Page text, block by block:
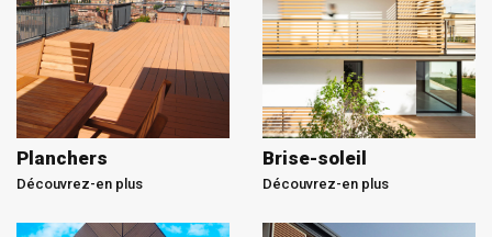
Planchers
Découvrez-en plus
Brise-soleil
Découvrez-en plus